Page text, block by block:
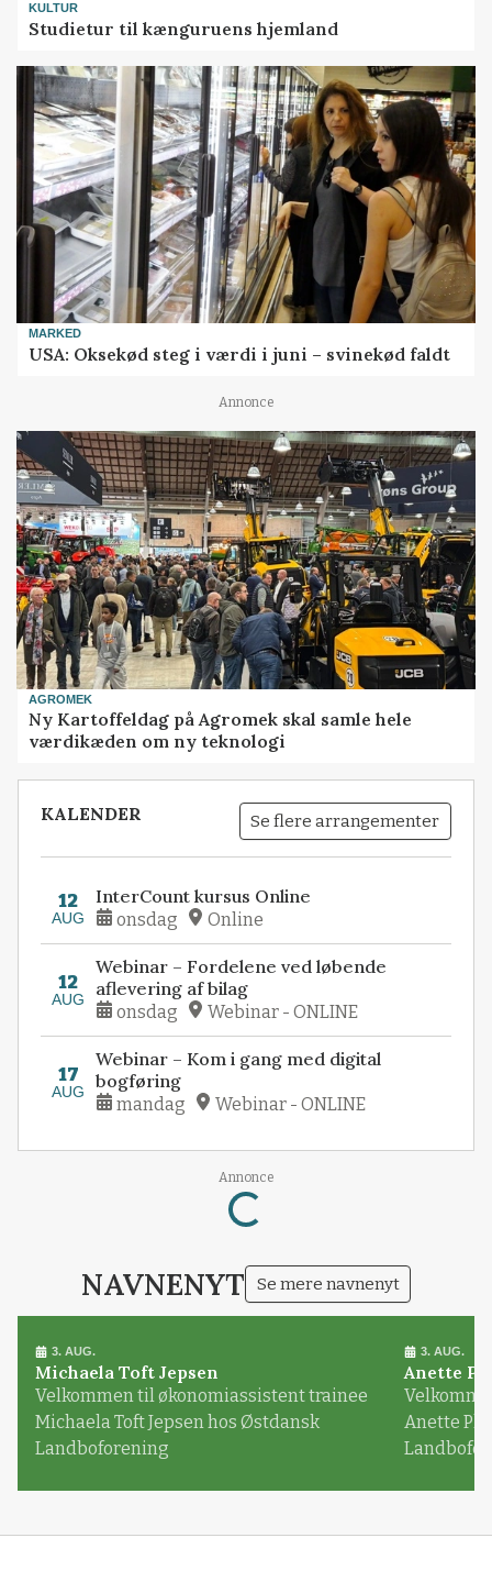
KULTUR
Studietur til kænguruens hjemland
MARKED
USA: Oksekød steg i værdi i juni – svinekød faldt
Annonce
AGROMEK
Ny Kartoffeldag på Agromek skal samle hele
værdikæden om ny teknologi
KALENDER Se flere arrangementer
12
AUG
InterCount kursus Online
onsdag Online
12
AUG
Webinar – Fordelene ved løbende
aflevering af bilag
onsdag Webinar - ONLINE
17
AUG
Webinar – Kom i gang med digital
bogføring
mandag Webinar - ONLINE
Annonce
Loading...
NAVNENYT Se mere navnenyt
3. AUG.
Michaela Toft Jepsen
Velkommen til økonomiassistent trainee
Michaela Toft Jepsen hos Østdansk
Landboforening
3. AUG.
Anette
Anette